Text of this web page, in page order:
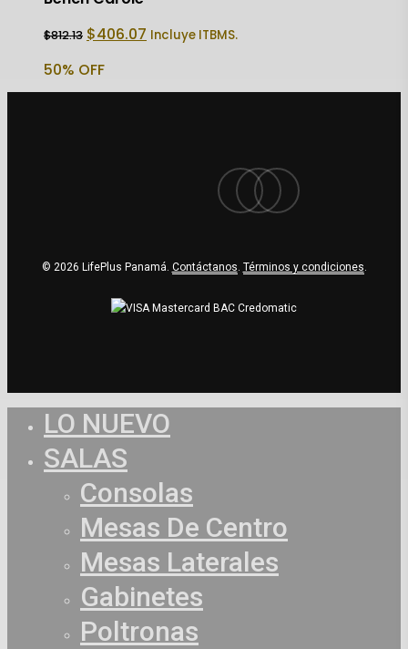
$812.13 El
precio
era:
$406.07 El
precio
Incluye ITBMS.
50% OFF
facebook
youtube
instagram
© 2026 LifePlus Panamá. Contáctanos. Términos y condiciones.
LO NUEVO
SALAS
Consolas
Mesas De Centro
Mesas Laterales
Gabinetes
Poltronas